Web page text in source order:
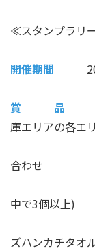
≪スタンプラリ
開催期間 2022
賞 品 3
庫エリアの各エ
【30名様
合わせ
3スタン
中で3個以上)
【70名様
ズハンカチタオ